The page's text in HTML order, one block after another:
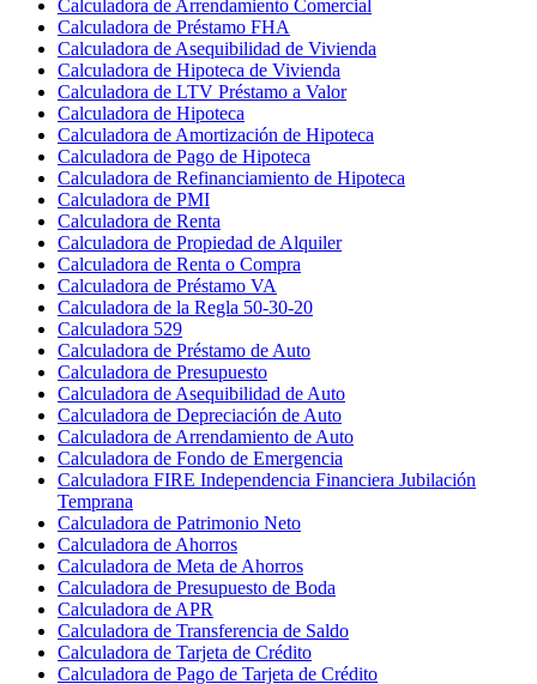
Calculadora de Arrendamiento Comercial
Calculadora de Préstamo FHA
Calculadora de Asequibilidad de Vivienda
Calculadora de Hipoteca de Vivienda
Calculadora de LTV Préstamo a Valor
Calculadora de Hipoteca
Calculadora de Amortización de Hipoteca
Calculadora de Pago de Hipoteca
Calculadora de Refinanciamiento de Hipoteca
Calculadora de PMI
Calculadora de Renta
Calculadora de Propiedad de Alquiler
Calculadora de Renta o Compra
Calculadora de Préstamo VA
Calculadora de la Regla 50-30-20
Calculadora 529
Calculadora de Préstamo de Auto
Calculadora de Presupuesto
Calculadora de Asequibilidad de Auto
Calculadora de Depreciación de Auto
Calculadora de Arrendamiento de Auto
Calculadora de Fondo de Emergencia
Calculadora FIRE Independencia Financiera Jubilación
Temprana
Calculadora de Patrimonio Neto
Calculadora de Ahorros
Calculadora de Meta de Ahorros
Calculadora de Presupuesto de Boda
Calculadora de APR
Calculadora de Transferencia de Saldo
Calculadora de Tarjeta de Crédito
Calculadora de Pago de Tarjeta de Crédito